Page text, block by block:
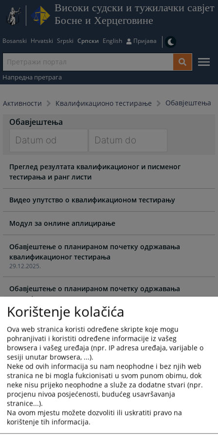
Високи судски и тужилачки савјет
Босне и Херцеговине
Bosanski Hrvatski Srpski Српски English Пријава
Напредна претрага
Активности Квалификационо тестирање Обавјештења
Обавјештења
forward
to
interact
with
the
calendar
select
date.
Press
the
question
mark
key
to
get
the
keyboard
shortcuts
for
changing
dates.
forward
to
interact
with
the
calendar
date.
Press
the
question
mark
key
to
get
the
keyboard
shortcuts
for
changing
Преглед резултата квалификационог и писменог
тестирања и ранг листи
Видео упутство о квалификационом тестирању
Модул за онлине аплицирање
29.12.2025.
Обавјештење о планираном почетку одржавања
квалификационог тестирања
17.03.2025.
Обавјештење о планираном почетку одржавања
квалификационог тестирања
21.11.2024.
Обавјештење о планираном почетку одржавања
квалификационог тестирања
16.08.2023.
Обавјештење о планираном почетку одржавања
квалификационог тестирања
18.05.2023.
Често постављана питања везано за кориштење Модула
за онлине аплицирање
Korištenje kolačića
Ova web stranica koristi određene skripte koje mogu
pohranjivati i koristiti određene informacije iz vašeg
browsera i vašeg uređaja (npr. IP adresa uređaja, varijable o
sesiji unutar browsera, ...).
Neke od ovih informacija su nam neophodne i bez njih web
stranica ne bi mogla fukcionisati u svom punom obimu, dok
neke nisu prijeko neophodne a služe za dodatne stvari (npr.
procjenu nivoa posjećenosti, budućeg usavršavanja
stranice...).
Na ovom mjestu možete dozvoliti ili uskratiti pravo na
korištenje tih informacija.